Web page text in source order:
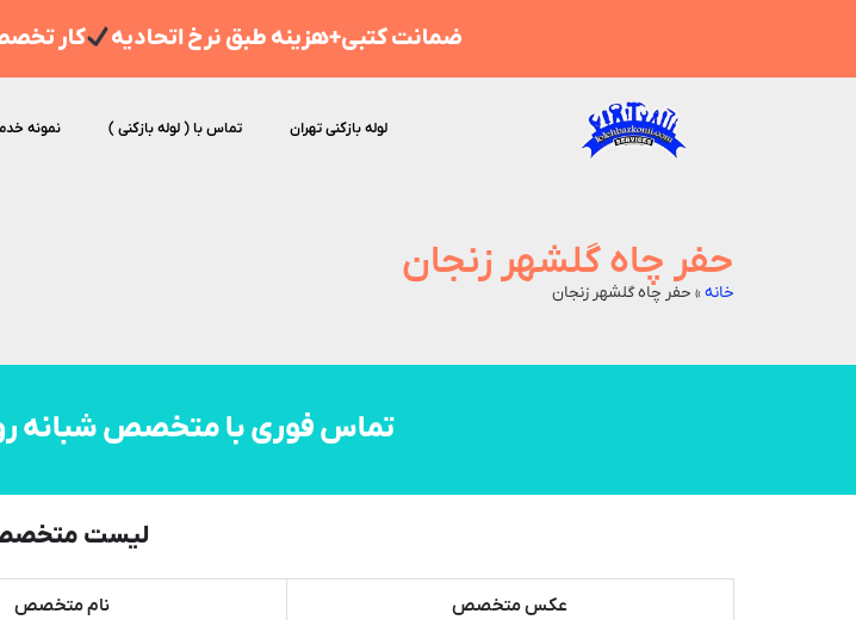
ضمانت کتبی+هزینه طبق نرخ اتحادیه کار
لوله بازکنی تهران تماس با ( لوله بازکنی ) نمونه
حفر چاه گلشهر زنجان
خانه » حفر چاه گلشهر زنجان
تماس فوری با متخصص شبانه
لیست
عکس متخصص نام متخصص